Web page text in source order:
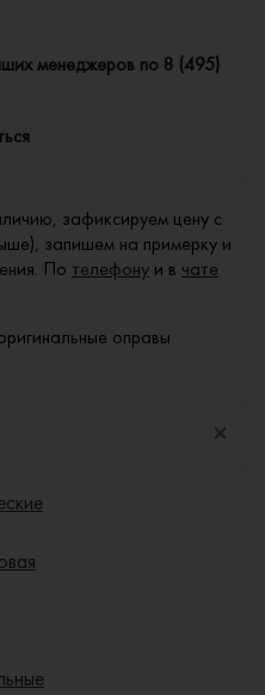
менеджеров по 8 (495)
зафиксируем цену с
запишем на примерку и
По телефону и в чате
оправы